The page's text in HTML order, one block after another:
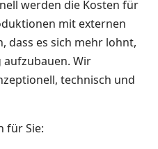
werden die Kosten für
mit externen
dass es sich mehr lohnt,
aufzubauen. Wir
technisch und
für Sie: